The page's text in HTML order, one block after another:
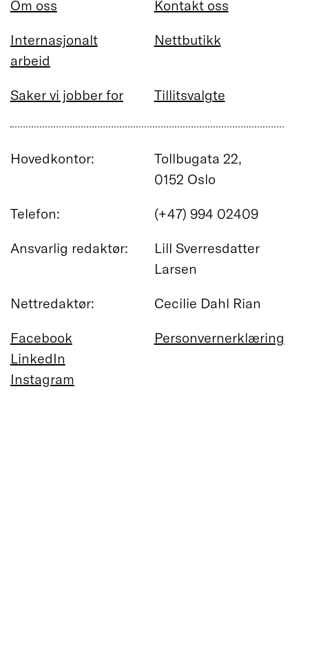
Om oss
Kontakt oss
Internasjonalt
arbeid
Nettbutikk
Saker vi jobber for Tillitsvalgte
Hovedkontor:
Tollbugata 22,
0152 Oslo
Telefon:
(+47) 994 02409
Ansvarlig redaktør:
Lill Sverresdatter
Larsen
Nettredaktør:
Cecilie Dahl Rian
Facebook
LinkedIn
Instagram
Personvernerklæring